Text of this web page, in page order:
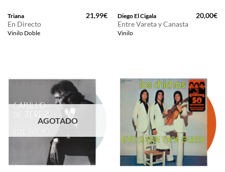
Triana
En Directo
Vinilo Doble
21,99€ Diego El Cigala
Entre Vareta y Canasta
Vinilo
20,00€
AGOTADO